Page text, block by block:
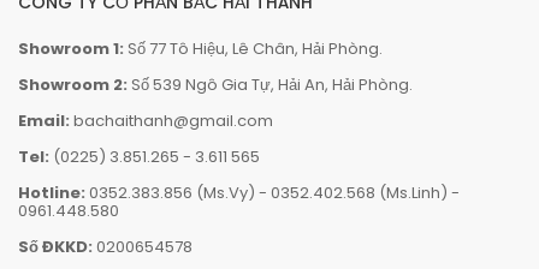
Showroom 1: Số 77 Tô Hiệu, Lê Chân, Hải Phòng.
Showroom 2: Số 539 Ngô Gia Tự, Hải An, Hải Phòng.
Email: bachaithanh@gmail.com
Tel: (0225) 3.851.265 - 3.611 565
Hotline: 0352.383.856 (Ms.Vy) - 0352.402.568 (Ms.Linh) -
0961.448.580
Số ĐKKD: 0200654578